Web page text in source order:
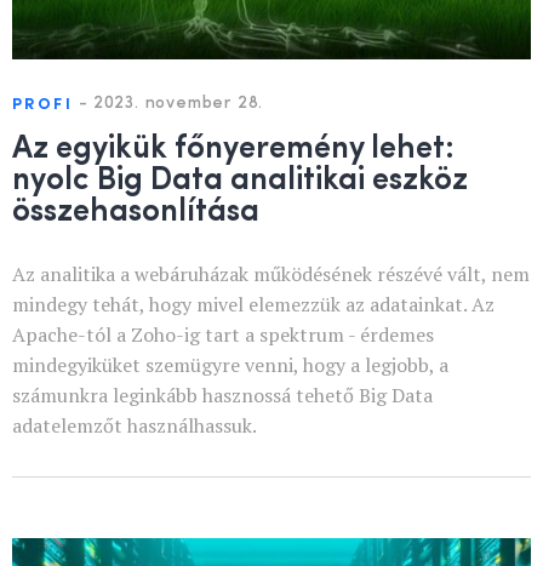
PROFI - 2023. november 28.
Az egyikük főnyeremény lehet:
nyolc Big Data analitikai eszköz
összehasonlítása
Az analitika a webáruházak működésének részévé vált, nem
mindegy tehát, hogy mivel elemezzük az adatainkat. Az
Apache-tól a Zoho-ig tart a spektrum - érdemes
mindegyiküket szemügyre venni, hogy a legjobb, a
számunkra leginkább hasznossá tehető Big Data
adatelemzőt használhassuk.